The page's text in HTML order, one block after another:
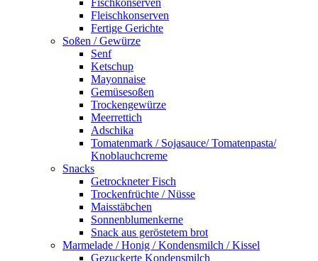
Fischkonserven
Fleischkonserven
Fertige Gerichte
Soßen / Gewürze
Senf
Ketschup
Mayonnaise
Gemüsesoßen
Trockengewürze
Meerrettich
Adschika
Tomatenmark / Sojasauce/ Tomatenpasta/
Knoblauchcreme
Snacks
Getrockneter Fisch
Trockenfrüchte / Nüsse
Maisstäbchen
Sonnenblumenkerne
Snack aus geröstetem brot
Marmelade / Honig / Kondensmilch / Kissel
Gezuckerte Kondensmilch